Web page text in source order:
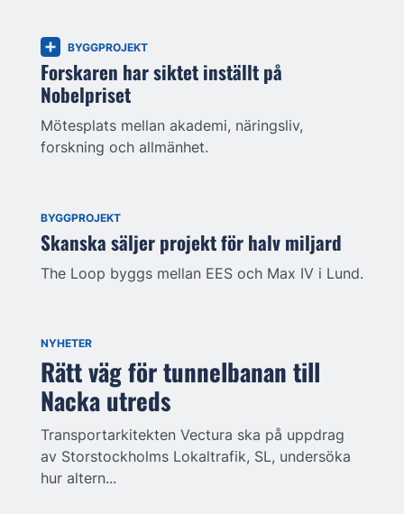
BYGGPROJEKT
Forskaren har siktet inställt på
Nobelpriset
Mötesplats mellan akademi, näringsliv,
forskning och allmänhet.
BYGGPROJEKT
Skanska säljer projekt för halv miljard
The Loop byggs mellan EES och Max IV i Lund.
NYHETER
Rätt väg för tunnelbanan till
Nacka utreds
Transportarkitekten Vectura ska på uppdrag
av Storstockholms Lokaltrafik, SL, undersöka
hur altern...